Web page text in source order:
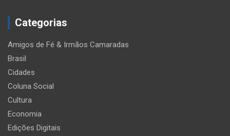
Categorias
Amigos de Fé & Irmãos Camaradas
Brasil
Cidades
Coluna Social
Cultura
Economia
Edições Digitais